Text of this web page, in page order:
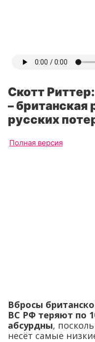
Скотт
– британская
русских
Полная версия
Вбросы
ВС РФ теряют по
абсурдны,
несёт самые